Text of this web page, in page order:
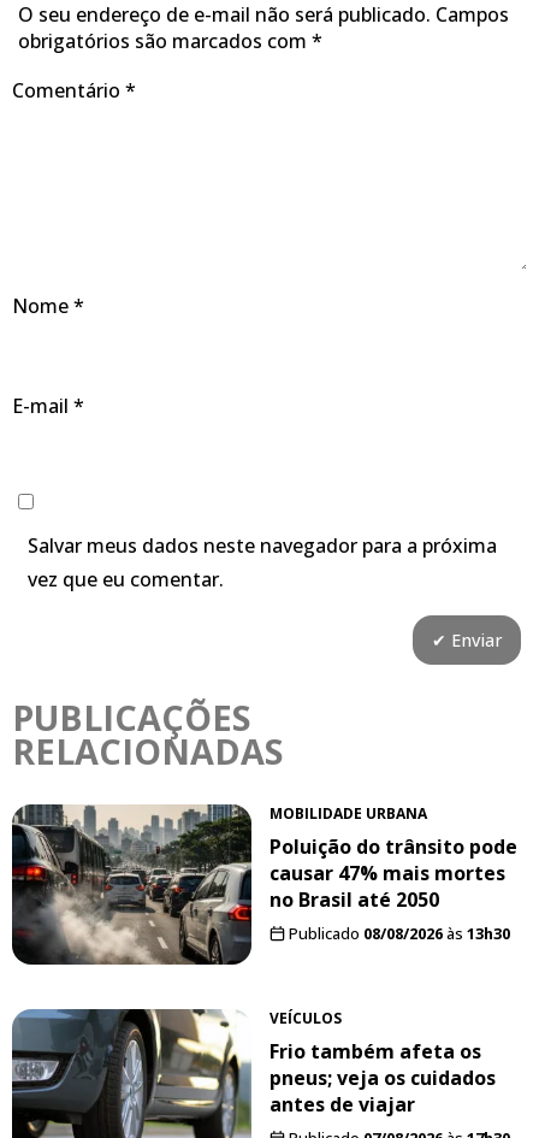
O seu endereço de e-mail não será publicado. Campos
obrigatórios são marcados com *
Comentário *
Nome*
E-mail *
Salvar meus dados neste navegador para a próxima
vez que eu comentar.
PUBLICAÇÕES
RELACIONADAS
MOBILIDADE URBANA
Poluição do trânsito pode
causar 47% mais mortes
no Brasil até 2050
Publicado 08/08/2026às 13h30
VEÍCULOS
Frio também afeta os
pneus; veja os cuidados
antes de viajar